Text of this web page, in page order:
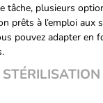
tâche, plusieurs
prêts à l’emploi aux
pouvez adapter en